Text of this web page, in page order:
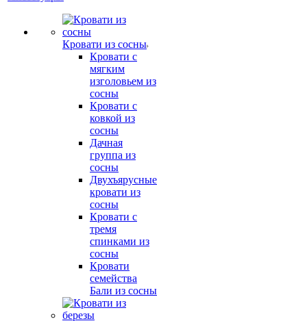
Кровати из сосны
Кровати с
мягким
изголовьем из
сосны
Кровати с
ковкой из
сосны
Дачная
группа из
сосны
Двухъярусные
кровати из
сосны
Кровати с
тремя
спинками из
сосны
Кровати
семейства
Бали из сосны